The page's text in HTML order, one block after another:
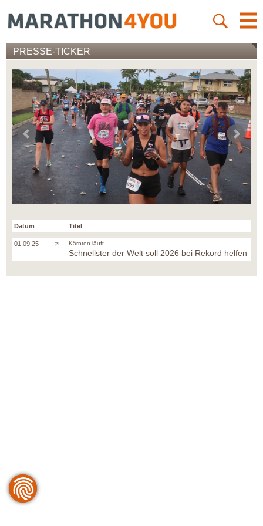
PRESSE-TICKER
Datum Titel
01.09.25 Kärnten läuft
Schnellster der Welt soll 2026 bei Rekord helfen